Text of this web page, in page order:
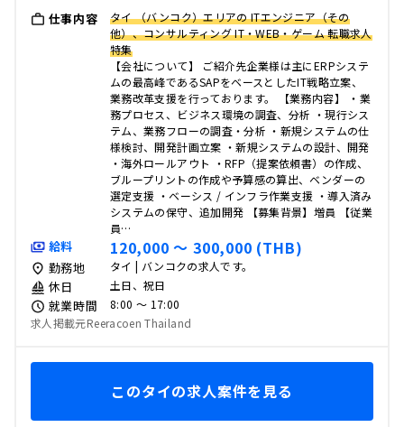
仕事内容
タイ （バンコク）エリアの ITエンジニア（その
他）、コンサルティング IT・WEB・ゲーム 転職求人
特集
【会社について】 ご紹介先企業様は主にERPシステ
ムの最高峰であるSAPをベースとしたIT戦略立案、
業務改革支援を行っております。 【業務内容】 ・業
務プロセス、ビジネス環境の調査、分析 ・現行シス
テム、業務フローの調査・分析 ・新規システムの仕
様検討、開発計画立案 ・新規システムの設計、開発
・海外ロールアウト ・RFP（提案依頼書）の作成、
ブループリントの作成や予算感の算出、ベンダーの
選定支援 ・ベーシス / インフラ作業支援 ・導入済み
システムの保守、追加開発 【募集背景】増員 【従業
員…
給料 120,000 〜 300,000 (THB)
勤務地 タイ | バンコクの求人です。
休日 土日、祝日
就業時間
8:00 〜 17:00
求人掲載元Reeracoen Thailand
このタイの求人案件を見る